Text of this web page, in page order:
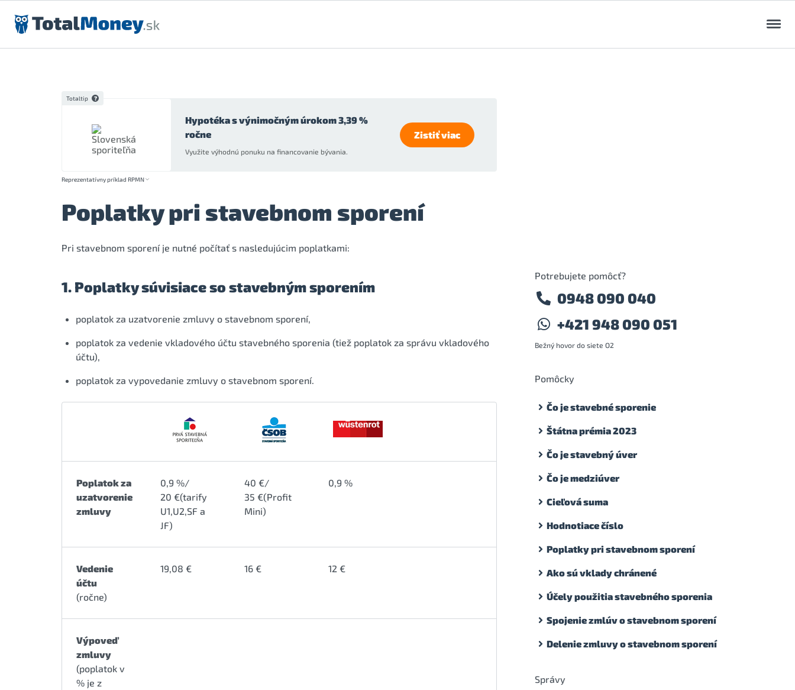
Preskočiť na obsah
Totaltip
Hypotéka s výnimočným úrokom 3,39 %
ročne
Využite výhodnú ponuku na financovanie bývania.
Zistiť viac
Reprezentatívny príklad RPMN
Poplatky pri stavebnom sporení
Pri stavebnom sporení je nutné počítať s nasledujúcim poplatkami:
1. Poplatky súvisiace so stavebným sporením
poplatok za uzatvorenie zmluvy o stavebnom sporení,
poplatok za vedenie vkladového účtu stavebného sporenia (tiež poplatok za správu vkladového
účtu),
poplatok za vypovedanie zmluvy o stavebnom sporení.
Poplatok za
uzatvorenie
zmluvy
0,9 %/
20 €(tarify
U1,U2,SF a
JF)
40 €/
35 €(Profit
Mini)
0,9 %
Vedenie
účtu
(ročne)
19,08 € 16 € 12 €
Výpoveď
zmluvy
(poplatok v
% je z
Potrebujete pomôcť?
0948 090 040
+421 948 090 051
Bežný hovor do siete O2
Pomôcky
Čo je stavebné sporenie
Štátna prémia 2023
Čo je stavebný úver
Čo je medziúver
Cieľová suma
Hodnotiace číslo
Poplatky pri stavebnom sporení
Ako sú vklady chránené
Účely použitia stavebného sporenia
Spojenie zmlúv o stavebnom sporení
Delenie zmluvy o stavebnom sporení
Správy